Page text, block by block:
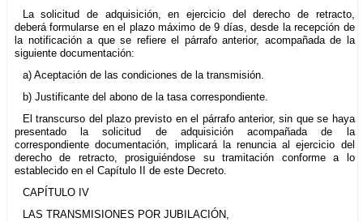
La solicitud de adquisición, en ejercicio del derecho de retracto,
deberá formularse en el plazo máximo de 9 días, desde la recepción de
la notificación a que se refiere el párrafo anterior, acompañada de la
siguiente documentación:
a) Aceptación de las condiciones de la transmisión.
b) Justificante del abono de la tasa correspondiente.
El transcurso del plazo previsto en el párrafo anterior, sin que se haya
presentado la solicitud de adquisición acompañada de la
correspondiente documentación, implicará la renuncia al ejercicio del
derecho de retracto, prosiguiéndose su tramitación conforme a lo
establecido en el Capítulo II de este Decreto.
CAPÍTULO IV
LAS TRANSMISIONES POR JUBILACIÓN,